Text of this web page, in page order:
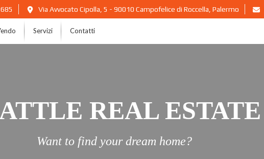
Via Avvocato Cipolla, 5 - 90010 Campofelice di Roccella, Palermo
Servizi Contatti
REAL ESTATE
Want to find your dream home?